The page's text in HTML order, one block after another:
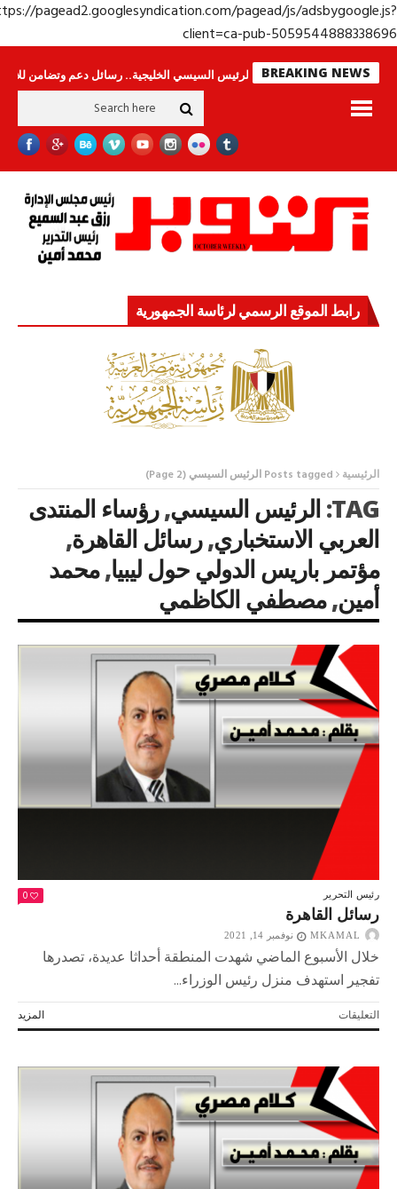
https://pagead2.googlesyndication.com/pagead/js/
client=ca-pub-
BREAKING NEWS
جولة الرئيس السيسي الخليجية.. رسائل دعم وتضامن للأشقاء جهاز
رابط الموقع الرسمي لرئاسة الجمهورية
الرئيسية Posts tagged الرئيس السيسي (Page 2)
TAG: الرئيس السيسي,رؤساء المنتدى
العربي الاستخباري,رسائل القاهرة,
مؤتمر باريس الدولي حول ليبيا,محمد
أمين,مصطفي الكاظمي
رئيس التحرير 0
رسائل القاهرة
MKAMAL نوفمبر 14, 2021
خلال الأسبوع الماضي شهدت المنطقة أحداثا عديدة، تصدرها
تفجير استهدف منزل رئيس الوزراء...
المزيد التعليقاتعلى
رسائل
مغلقة